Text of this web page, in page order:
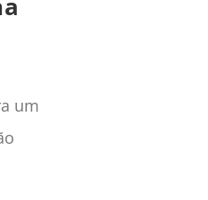
um